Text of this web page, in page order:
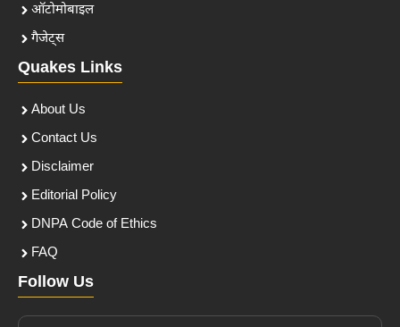
ऑटोमोबाइल
गैजेट्स
Quakes Links
About Us
Contact Us
Disclaimer
Editorial Policy
DNPA Code of Ethics
FAQ
Follow Us